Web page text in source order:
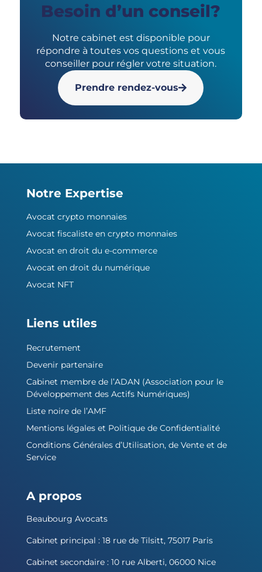
Besoin d’un conseil?
Notre cabinet est disponible pour
répondre à toutes vos questions et vous
conseiller pour régler votre situation.
Prendre rendez-vous
Notre Expertise
Avocat crypto monnaies
Avocat fiscaliste en crypto monnaies
Avocat en droit du e-commerce
Avocat en droit du numérique
Avocat NFT
Liens utiles
Recrutement
Devenir partenaire
Cabinet membre de l’ADAN (Association pour le
Développement des Actifs Numériques)
Liste noire de l’AMF
Mentions légales et Politique de Confidentialité
Conditions Générales d’Utilisation, de Vente et de
Service
A propos
Beaubourg Avocats
Cabinet principal : 18 rue de Tilsitt, 75017 Paris
Cabinet secondaire : 10 rue Alberti, 06000 Nice